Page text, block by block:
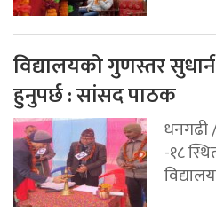
विद्यालयको गुणस्तर
हुनुपर्छ : सांसद पाठक
धनगढी
-१८